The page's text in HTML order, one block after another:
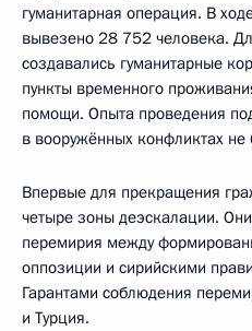
гуманитарная операция. В
вывезено 28 752 человека.
создавались гуманитарные
пункты временного
помощи. Опыта проведения
в вооружённых конфликтах не
Впервые для прекращения
четыре зоны деэскалации.
перемирия между
оппозиции и сирийскими
Гарантами соблюдения
и Турция.